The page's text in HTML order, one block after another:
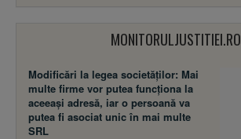
MONITORULJUSTITIEI.RO
Modificări la legea societăţilor: Mai
multe firme vor putea funcţiona la
aceeaşi adresă, iar o persoană va
putea fi asociat unic în mai multe
SRL